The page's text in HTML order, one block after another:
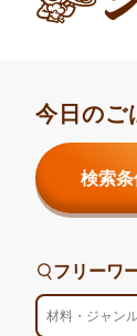
今日のご
検索
フリーワ
フリーワー